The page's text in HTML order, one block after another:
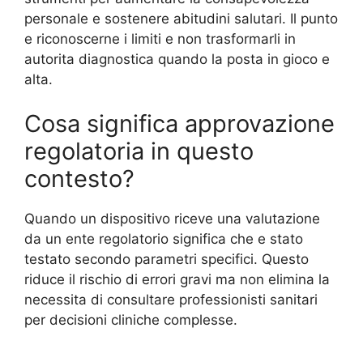
personale e sostenere abitudini salutari. Il punto
e riconoscerne i limiti e non trasformarli in
autorita diagnostica quando la posta in gioco e
alta.
Cosa significa approvazione
regolatoria in questo
contesto?
Quando un dispositivo riceve una valutazione
da un ente regolatorio significa che e stato
testato secondo parametri specifici. Questo
riduce il rischio di errori gravi ma non elimina la
necessita di consultare professionisti sanitari
per decisioni cliniche complesse.